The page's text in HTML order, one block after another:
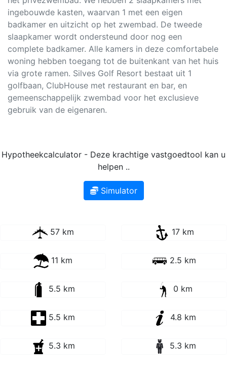
ingebouwde kasten, waarvan 1 met een eigen
badkamer en uitzicht op het zwembad. De tweede
slaapkamer wordt ondersteund door nog een
complete badkamer. Alle kamers in deze comfortabele
woning hebben toegang tot de buitenkant van het huis
via grote ramen. Silves Golf Resort bestaat uit 1
golfbaan, ClubHouse met restaurant en bar, en
gemeenschappelijk zwembad voor het exclusieve
gebruik van de eigenaren.
Hypotheekcalculator - Deze krachtige vastgoedtool kan u
helpen ..
Simulator
57 km 17 km
11 km 2.5 km
5.5 km 0 km
5.5 km 4.8 km
5.3 km 5.3 km